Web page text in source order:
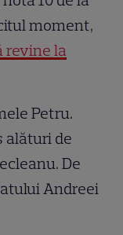
moment,
revine la
Petru.
alături de
De
Andreei